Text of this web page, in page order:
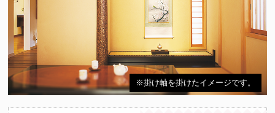
※掛け軸を掛けたイメージです。